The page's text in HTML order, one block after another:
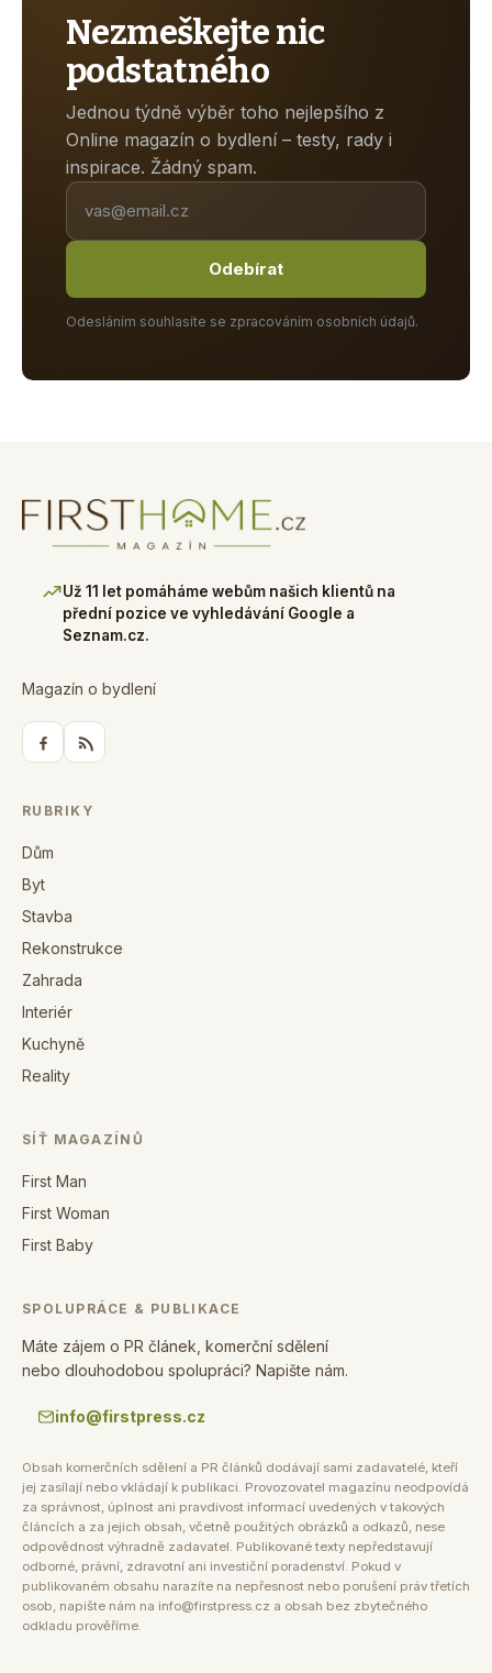
Nezmeškejte nic
podstatného
Jednou týdně výběr toho nejlepšího z
Online magazín o bydlení – testy, rady i
inspirace. Žádný spam.
Odebírat
Odesláním souhlasíte se zpracováním osobních údajů.
Už 11 let pomáháme webům našich klientů na
přední pozice ve vyhledávání Google a
Seznam.cz.
Magazín o bydlení
RUBRIKY
Dům
Byt
Stavba
Rekonstrukce
Zahrada
Interiér
Kuchyně
Reality
SÍŤ MAGAZÍNŮ
First Man
First Woman
First Baby
SPOLUPRÁCE & PUBLIKACE
Máte zájem o PR článek, komerční sdělení
nebo dlouhodobou spolupráci? Napište nám.
info@firstpress.cz
Obsah komerčních sdělení a PR článků dodávají sami zadavatelé, kteří
jej zasílají nebo vkládají k publikaci. Provozovatel magazínu neodpovídá
za správnost, úplnost ani pravdivost informací uvedených v takových
článcích a za jejich obsah, včetně použitých obrázků a odkazů, nese
odpovědnost výhradně zadavatel. Publikované texty nepředstavují
odborné, právní, zdravotní ani investiční poradenství. Pokud v
publikovaném obsahu narazíte na nepřesnost nebo porušení práv třetích
osob, napište nám na info@firstpress.cz a obsah bez zbytečného
odkladu prověříme.